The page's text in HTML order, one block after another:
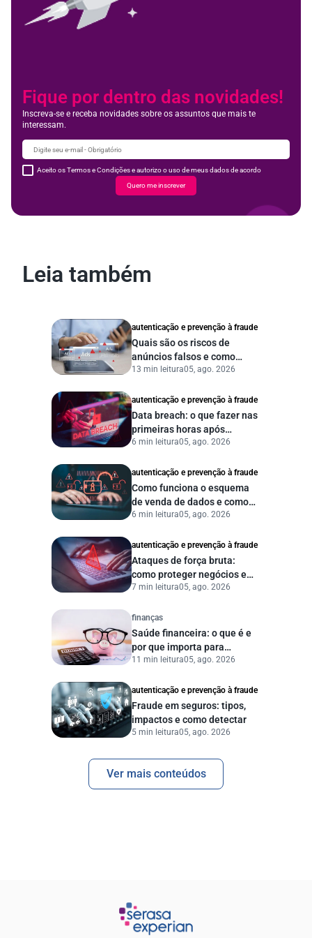
Fique por dentro das novidades!
Inscreva-se e receba novidades sobre os assuntos que mais te
interessam.
Aceito os Termos e Condições e autorizo o uso de meus dados de acordo
Quero me inscrever
Leia também
autenticação e prevenção à fraude
Quais são os riscos de
anúncios falsos e como
proteger seu negócio?
13 min leitura05, ago. 2026
autenticação e prevenção à fraude
Data breach: o que fazer nas
primeiras horas após
vazamento de dados?
6 min leitura05, ago. 2026
autenticação e prevenção à fraude
Como funciona o esquema
de venda de dados e como
proteger sua empresa?
6 min leitura05, ago. 2026
autenticação e prevenção à fraude
Ataques de força bruta:
como proteger negócios e
dados digitais
7 min leitura05, ago. 2026
finanças
Saúde financeira: o que é e
por que importa para
pessoas e empresas?
11 min leitura05, ago. 2026
autenticação e prevenção à fraude
Fraude em seguros: tipos,
impactos e como detectar
5 min leitura05, ago. 2026
Ver mais conteúdos